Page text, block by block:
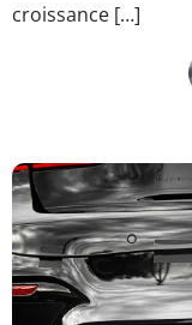
croissance […]